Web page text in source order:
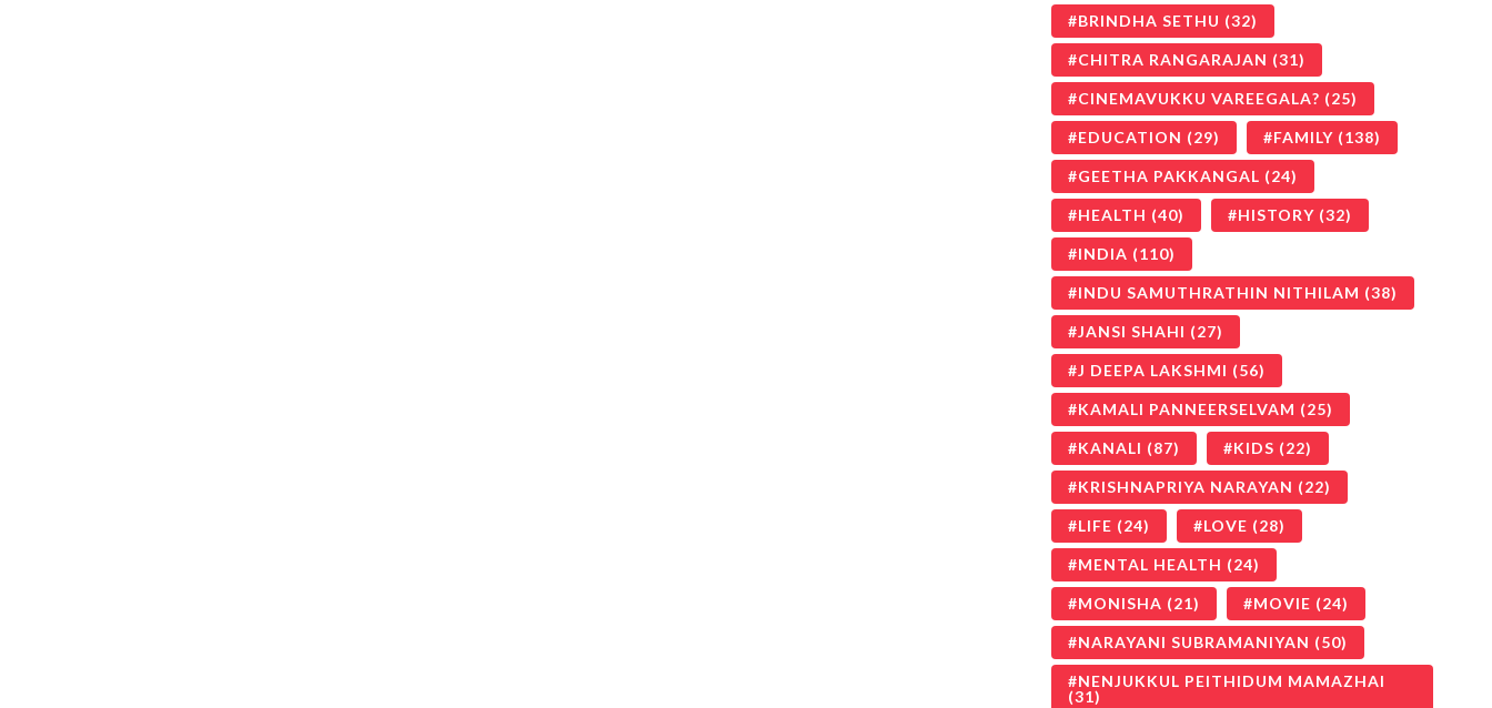
BRINDHA SETHU (32)
CHITRA RANGARAJAN (31)
CINEMAVUKKU VAREEGALA? (25)
EDUCATION (29) FAMILY (138)
GEETHA PAKKANGAL (24)
HEALTH (40) HISTORY (32)
INDIA (110)
INDU SAMUTHRATHIN NITHILAM (38)
JANSI SHAHI (27)
J DEEPA LAKSHMI (56)
KAMALI PANNEERSELVAM (25)
KANALI (87) KIDS (22)
KRISHNAPRIYA NARAYAN (22)
LIFE (24) LOVE (28)
MENTAL HEALTH (24)
MONISHA (21) MOVIE (24)
NARAYANI SUBRAMANIYAN (50)
NENJUKKUL PEITHIDUM MAMAZHAI
(31)